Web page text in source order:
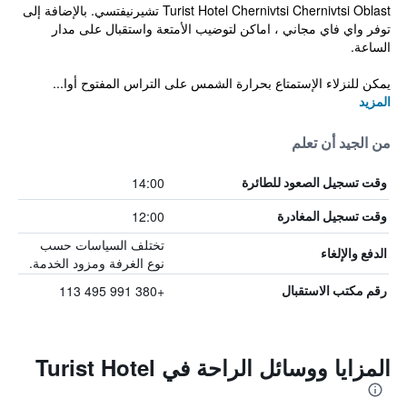
Turist Hotel Chernivtsi Chernivtsi Oblast تشيرنيفتسي. بالإضافة إلى
توفر واي فاي مجاني ، اماكن لتوضيب الأمتعة واستقبال على مدار
الساعة.
يمكن للنزلاء الإستمتاع بحرارة الشمس على التراس المفتوح أوا...
المزيد
من الجيد أن تعلم
وقت تسجيل الصعود للطائرة 14:00
وقت تسجيل المغادرة 12:00
الدفع والإلغاء
تختلف السياسات حسب
نوع الغرفة ومزود الخدمة.
رقم مكتب الاستقبال +380 991 495 113
المزايا ووسائل الراحة في Turist Hotel